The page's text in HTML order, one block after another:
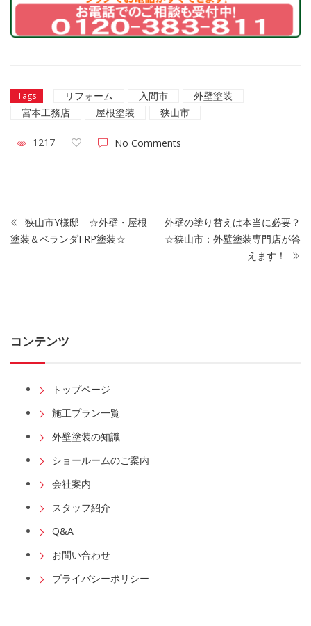
Tags リフォーム 入間市
外壁塗装
宮本工務店
屋根塗装 狭山市
1217 No Comments
狭山市Y様邸 ☆外壁・屋根
塗装＆ベランダFRP塗装☆
外壁の塗り替えは本当に必要？
☆狭山市：外壁塗装専門店が答
えます！
コンテンツ
トップページ
施工プラン一覧
外壁塗装の知識
ショールームのご案内
会社案内
スタッフ紹介
Q&A
お問い合わせ
プライバシーポリシー